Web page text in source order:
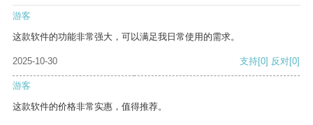
游客
这款软件的功能非常强大，可以满足我日常使用的需求。
2025-10-30 支持[0] 反对[0]
游客
这款软件的价格非常实惠，值得推荐。